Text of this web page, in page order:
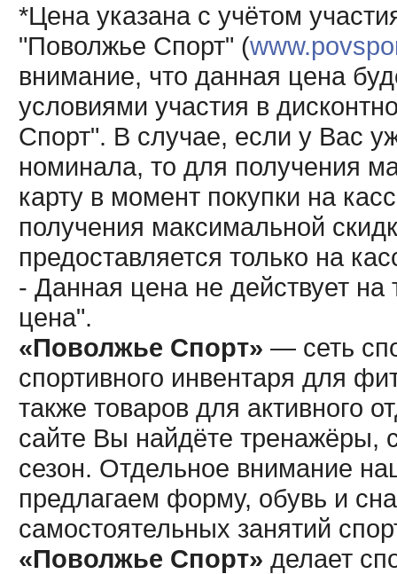
*Цена указана с учётом
"Поволжье Спорт" (
внимание, что данная цена
условиями участия в
Спорт". В случае, если у Вас
номинала, то для получения
карту в момент покупки на
получения максимальной
предоставляется только на
- Данная цена не действует
цена".
«Поволжье Спорт» — сеть
спортивного инвентаря для
также товаров для активного
сайте Вы найдёте тренажёры,
сезон. Отдельное внимание
предлагаем форму, обувь и
самостоятельных занятий
«Поволжье Спорт» делает